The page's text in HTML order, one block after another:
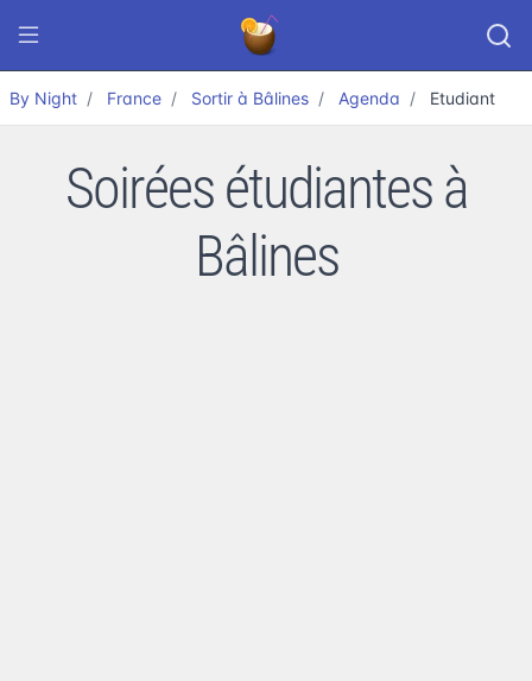
By Night France Sortir à Bâlines Agenda Etudiant
Soirées étudiantes à
Bâlines